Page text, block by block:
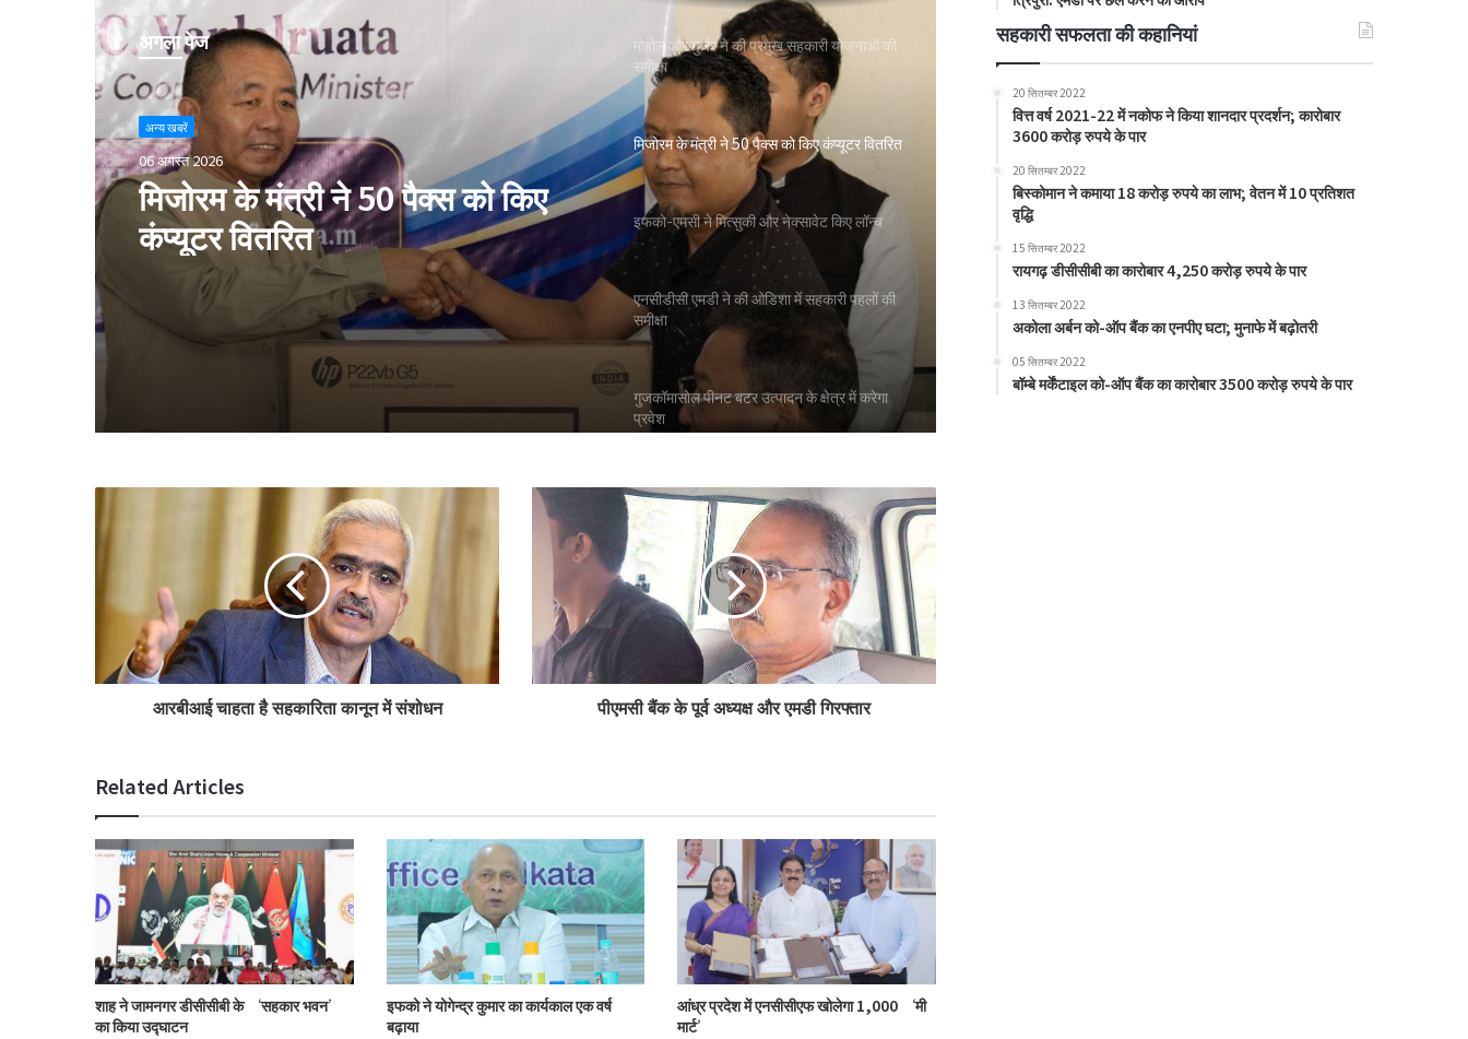
अगला पेज
अन्य खबरें
06 अगस्त 2026
मिजोरम के मंत्री ने 50 पैक्स को किए
कंप्यूटर वितरित
मोहोल और गुर्जर ने की प्रमुख सहकारी योजनाओं की
समीक्षा
मिजोरम के मंत्री ने 50 पैक्स को किए कंप्यूटर वितरित
इफको-एमसी ने मित्सुकी और नेक्सावेट किए लॉन्च
एनसीडीसी एमडी ने की ओडिशा में सहकारी पहलों की
समीक्षा
गुजकॉमासोल पीनट बटर उत्पादन के क्षेत्र में करेगा
प्रवेश
बिहार के मुख्यमंत्री ने की सहकारी बैंकिंग कार्यों की
समीक्षा
पीएम-किसान योजना के विस्तार का संघानी ने किया
स्वागत
अनघा सराफ आदित्य-अनघा मल्टीस्टेट की अध्यक्ष
निर्वाचित
मिलों को दी मंजूरी
ओडिशा के 29.5 लाख किसानों को मिला नैनो उर्वरकों
का लाभ: राज्य मंत्री
मोहोल और गुर्जर ने की प्रमुख सहकारी योजनाओं की
आरबीआई चाहता है सहकारिता कानून में संशोधन पीएमसी बैंक के पूर्व अध्यक्ष और एमडी गिरफ्तार
Related Articles
शाह ने जामनगर डीसीसीबी के ‘सहकार भवन’
का किया उद्घाटन
इफको ने योगेन्द्र कुमार का कार्यकाल एक वर्ष
बढ़ाया
आंध्र प्रदेश में एनसीसीएफ खोलेगा 1,000 ‘मी
मार्ट’
सहकारी सफलता की कहानियां
20 सितम्बर 2022
वित्त वर्ष 2021-22 में नकोफ ने किया शानदार प्रदर्शन; कारोबार
3600 करोड़ रुपये के पार
20 सितम्बर 2022
बिस्कोमान ने कमाया 18 करोड़ रुपये का लाभ; वेतन में 10 प्रतिशत
वृद्धि
15 सितम्बर 2022
रायगढ़ डीसीसीबी का कारोबार 4,250 करोड़ रुपये के पार
13 सितम्बर 2022
अकोला अर्बन को-ऑप बैंक का एनपीए घटा; मुनाफे में बढ़ोतरी
05 सितम्बर 2022
बॉम्बे मर्केंटाइल को-ऑप बैंक का कारोबार 3500 करोड़ रुपये के पार